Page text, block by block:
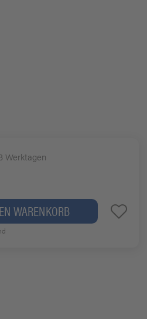
Werktagen
WARENKORB